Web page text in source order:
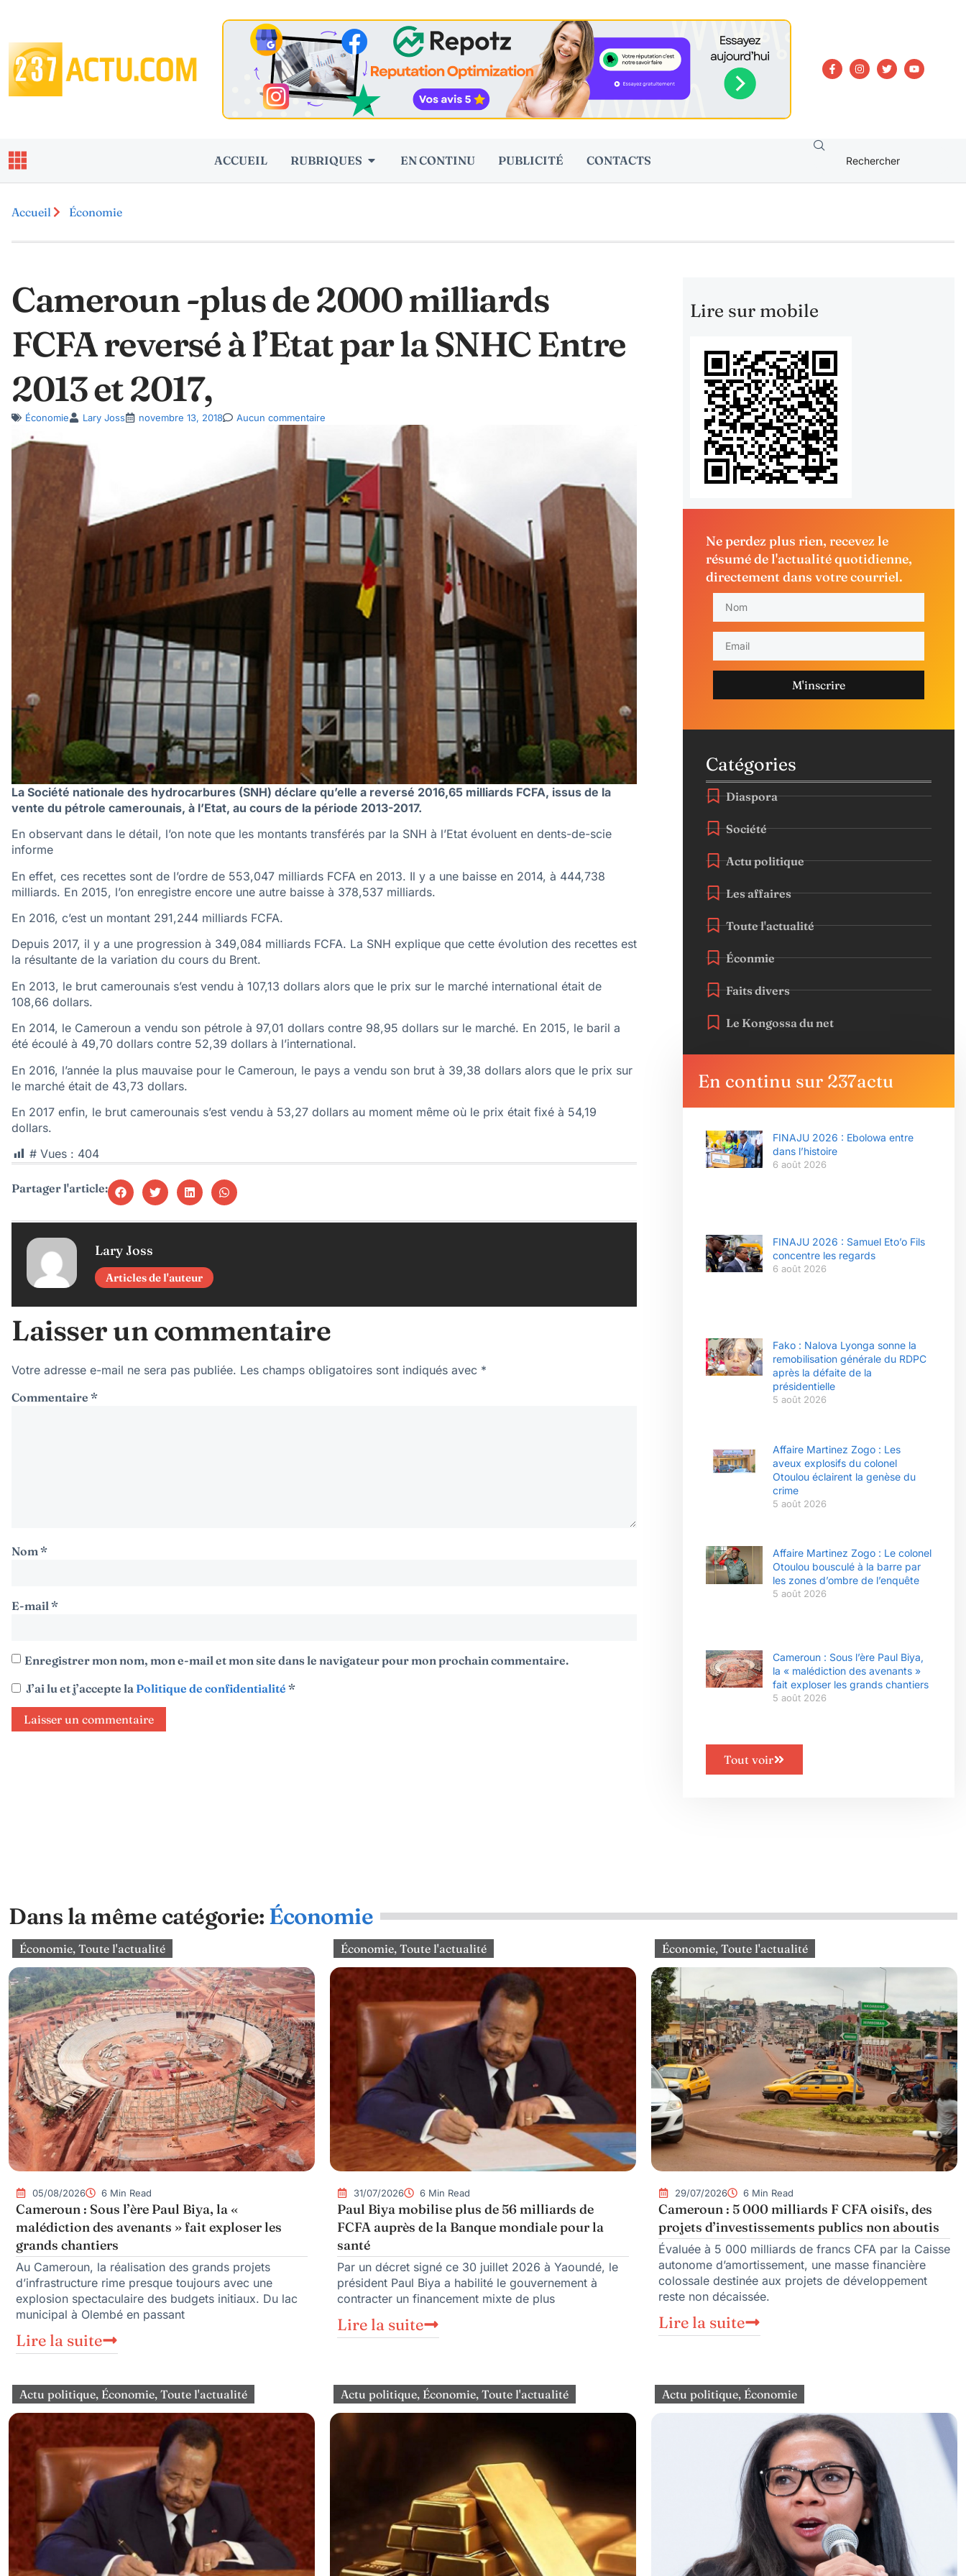
ACCUEIL RUBRIQUES EN CONTINU PUBLICITÉ CONTACTS
Accueil Économie
Cameroun -plus de 2000 milliards
FCFA reversé à l’Etat par la SNHC Entre
2013 et 2017,
Économie Lary Joss novembre 13, 2018 Aucun commentaire
La Société nationale des hydrocarbures (SNH) déclare qu’elle a reversé 2016,65 milliards FCFA, issus de la
vente du pétrole camerounais, à l’Etat, au cours de la période 2013-2017.
En observant dans le détail, l’on note que les montants transférés par la SNH à l’Etat évoluent en dents-de-scie
informe
En effet, ces recettes sont de l’ordre de 553,047 milliards FCFA en 2013. Il y a une baisse en 2014, à 444,738
milliards. En 2015, l’on enregistre encore une autre baisse à 378,537 milliards.
En 2016, c’est un montant 291,244 milliards FCFA.
Depuis 2017, il y a une progression à 349,084 milliards FCFA. La SNH explique que cette évolution des recettes est
la résultante de la variation du cours du Brent.
En 2013, le brut camerounais s’est vendu à 107,13 dollars alors que le prix sur le marché international était de
108,66 dollars.
En 2014, le Cameroun a vendu son pétrole à 97,01 dollars contre 98,95 dollars sur le marché. En 2015, le baril a
été écoulé à 49,70 dollars contre 52,39 dollars à l’international.
En 2016, l’année la plus mauvaise pour le Cameroun, le pays a vendu son brut à 39,38 dollars alors que le prix sur
le marché était de 43,73 dollars.
En 2017 enfin, le brut camerounais s’est vendu à 53,27 dollars au moment même où le prix était fixé à 54,19
dollars.
# Vues : 404
Partager l'article:
Lary Joss
Articles de l'auteur
Laisser un commentaire
Votre adresse e-mail ne sera pas publiée. Les champs obligatoires sont indiqués avec *
Commentaire *
Nom*
E-mail*
Enregistrer mon nom, mon e-mail et mon site dans le navigateur pour mon prochain commentaire.
J’ai lu et j’accepte la Politique de confidentialité *
Lire sur mobile
Ne perdez plus rien, recevez le
résumé de l'actualité quotidienne,
directement dans votre courriel.
M'inscrire
Catégories
Diaspora
Société
Actu politique
Les affaires
Toute l'actualité
Éconmie
Faits divers
Le Kongossa du net
En continu sur 237actu
FINAJU 2026 : Ebolowa entre
dans l’histoire
6 août 2026
FINAJU 2026 : Samuel Eto’o Fils
concentre les regards
6 août 2026
Fako : Nalova Lyonga sonne la
remobilisation générale du RDPC
après la défaite de la
présidentielle
5 août 2026
Affaire Martinez Zogo : Les
aveux explosifs du colonel
Otoulou éclairent la genèse du
crime
5 août 2026
Affaire Martinez Zogo : Le colonel
Otoulou bousculé à la barre par
les zones d’ombre de l’enquête
5 août 2026
Cameroun : Sous l’ère Paul Biya,
la « malédiction des avenants »
fait exploser les grands chantiers
5 août 2026
Tout voir
Dans la même catégorie: Économie
Économie, Toute l'actualité
05/08/2026 6 Min Read
Cameroun : Sous l’ère Paul Biya, la «
malédiction des avenants » fait exploser les
grands chantiers
Au Cameroun, la réalisation des grands projets
d’infrastructure rime presque toujours avec une
explosion spectaculaire des budgets initiaux. Du lac
municipal à Olembé en passant
Lire la suite
Économie, Toute l'actualité
31/07/2026 6 Min Read
Paul Biya mobilise plus de 56 milliards de
FCFA auprès de la Banque mondiale pour la
santé
Par un décret signé ce 30 juillet 2026 à Yaoundé, le
président Paul Biya a habilité le gouvernement à
contracter un financement mixte de plus
Lire la suite
Économie, Toute l'actualité
29/07/2026 6 Min Read
Cameroun : 5 000 milliards F CFA oisifs, des
projets d’investissements publics non aboutis
Évaluée à 5 000 milliards de francs CFA par la Caisse
autonome d’amortissement, une masse financière
colossale destinée aux projets de développement
reste non décaissée.
Lire la suite
Actu politique, Économie, Toute l'actualité Actu politique, Économie, Toute l'actualité Actu politique, Économie